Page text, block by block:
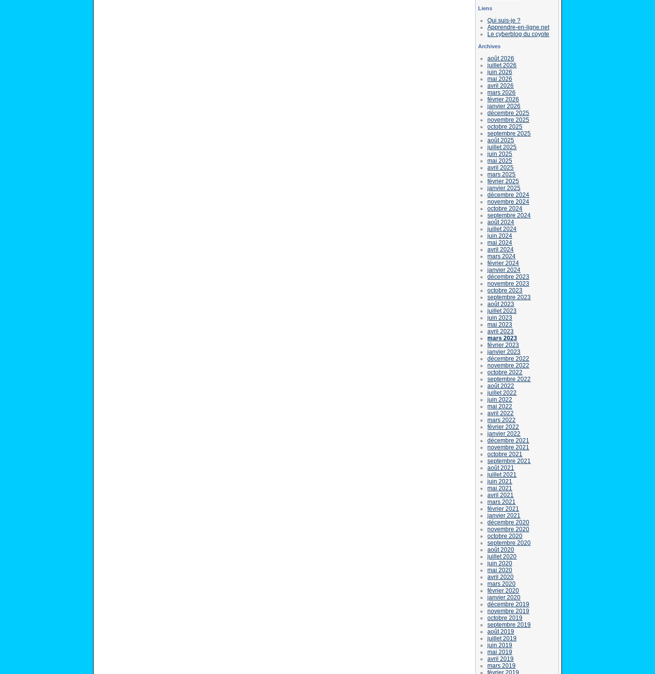
Liens
Qui suis-je ?
Apprendre-en-ligne.net
Le cyberblog du coyote
Archives
août 2026
juillet 2026
juin 2026
mai 2026
avril 2026
mars 2026
février 2026
janvier 2026
décembre 2025
novembre 2025
octobre 2025
septembre 2025
août 2025
juillet 2025
juin 2025
mai 2025
avril 2025
mars 2025
février 2025
janvier 2025
décembre 2024
novembre 2024
octobre 2024
septembre 2024
août 2024
juillet 2024
juin 2024
mai 2024
avril 2024
mars 2024
février 2024
janvier 2024
décembre 2023
novembre 2023
octobre 2023
septembre 2023
août 2023
juillet 2023
juin 2023
mai 2023
avril 2023
mars 2023
février 2023
janvier 2023
décembre 2022
novembre 2022
octobre 2022
septembre 2022
août 2022
juillet 2022
juin 2022
mai 2022
avril 2022
mars 2022
février 2022
janvier 2022
décembre 2021
novembre 2021
octobre 2021
septembre 2021
août 2021
juillet 2021
juin 2021
mai 2021
avril 2021
mars 2021
février 2021
janvier 2021
décembre 2020
novembre 2020
octobre 2020
septembre 2020
août 2020
juillet 2020
juin 2020
mai 2020
avril 2020
mars 2020
février 2020
janvier 2020
décembre 2019
novembre 2019
octobre 2019
septembre 2019
août 2019
juillet 2019
juin 2019
mai 2019
avril 2019
mars 2019
février 2019